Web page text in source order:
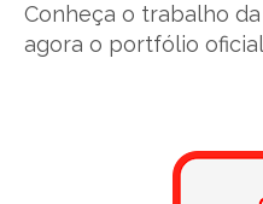
Conheça o trabalho da
agora o portfólio